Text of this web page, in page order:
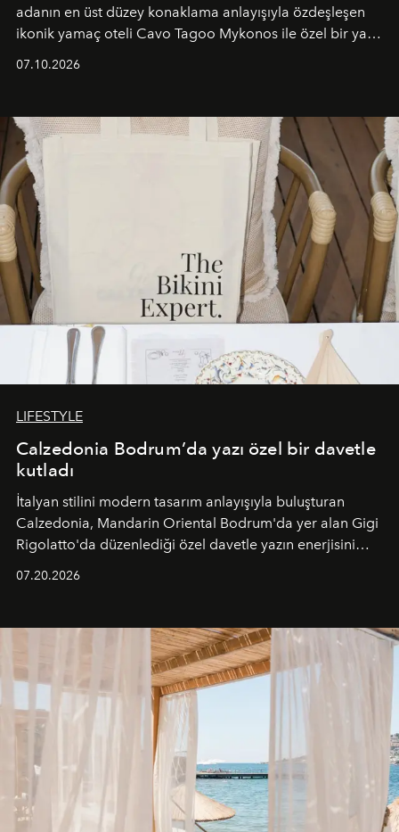
adanın en üst düzey konaklama anlayışıyla özdeşleşen
ikonik yamaç oteli Cavo Tagoo Mykonos ile özel bir yaz
buluşturarak markanın Cavo Tagoo’daki varlığını
sürükleyici ve mevsime özel bir deneyime dönüştürüyor.
07.10.2026
LIFESTYLE
Calzedonia Bodrum’da yazı özel bir davetle
kutladı
İtalyan stilini modern tasarım anlayışıyla buluşturan
Calzedonia, Mandarin Oriental Bodrum'da yer alan Gigi
Rigolatto'da düzenlediği özel davetle yazın enerjisini
07.20.2026